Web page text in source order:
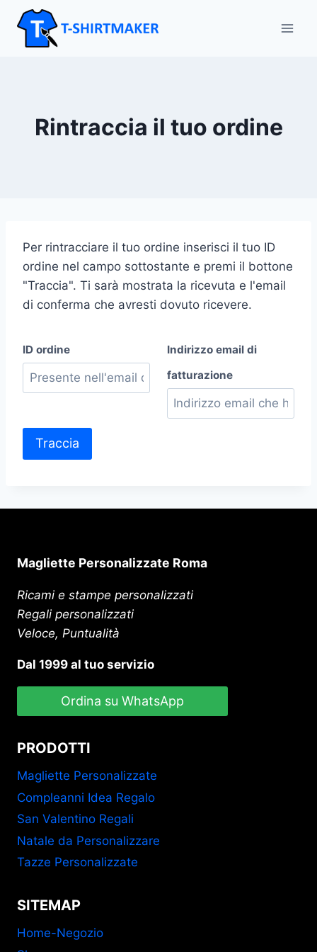
Salta
contenuto
Rintraccia il tuo ordine
Per rintracciare il tuo ordine inserisci il tuo ID
ordine nel campo sottostante e premi il bottone
"Traccia". Ti sarà mostrata la ricevuta e l'email
di conferma che avresti dovuto ricevere.
ID ordine
Indirizzo email di
fatturazione
Traccia
Magliette Personalizzate Roma
Ricami e stampe personalizzati
Regali personalizzati
Veloce, Puntualità
Dal 1999 al tuo servizio
Ordina su WhatsApp
PRODOTTI
Magliette Personalizzate
Compleanni Idea Regalo
San Valentino Regali
Natale da Personalizzare
Tazze Personalizzate
SITEMAP
Home-Negozio